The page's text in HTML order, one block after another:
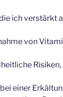
ich verstärkt
von
einer